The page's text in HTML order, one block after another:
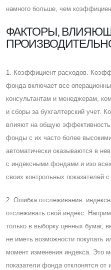
намного больше, чем
ФАКТОРЫ,
1. Коэффициент расходов.
фонда включает все
консультантам и менеджерам,
и сборы за бухгалтерский учет.
влияют на общую
фонды с их часто более
автоматически оказываются в
с индексными фондами и изо
своих контрольных показателей
2. Ошибка отслеживания:
отслеживать свой индекс.
только в выборку ценных бумаг,
не иметь возможности покупать
момент изменения индекса. Это
показатели фонда отклонятся от